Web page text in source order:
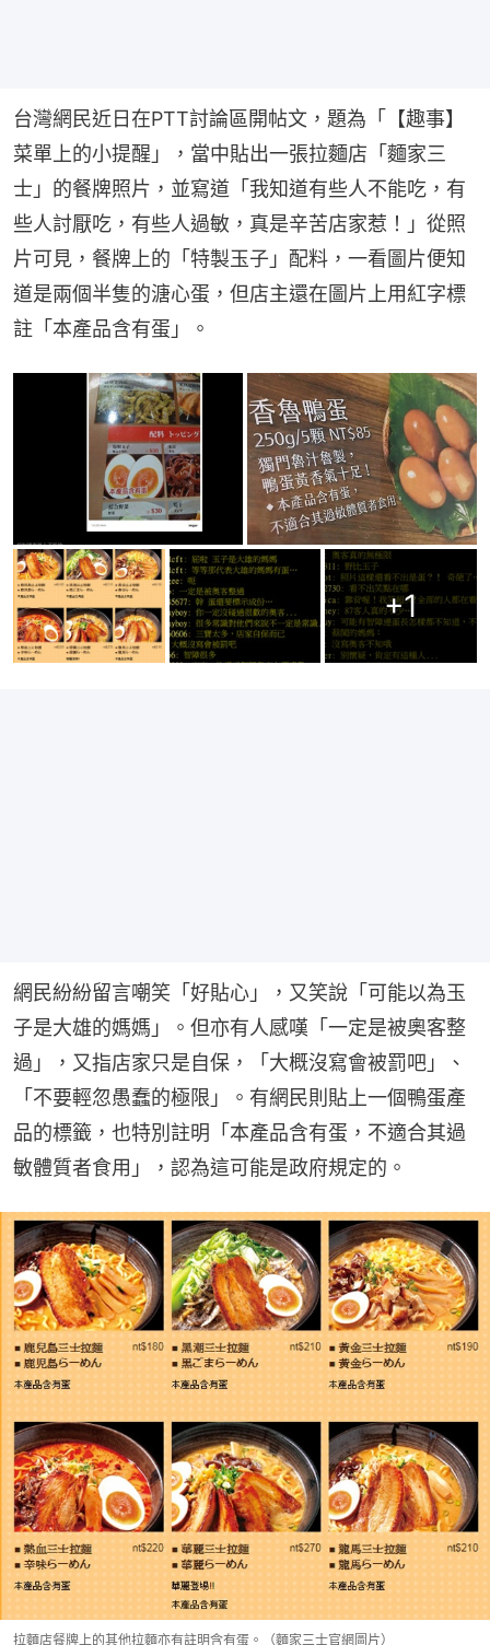
台灣網民近日在PTT討論區開帖文，題為「【趣事】
菜單上的小提醒」，當中貼出一張拉麵店「麵家三
士」的餐牌照片，並寫道「我知道有些人不能吃，有
些人討厭吃，有些人過敏，真是辛苦店家惹！」從照
片可見，餐牌上的「特製玉子」配料，一看圖片便知
道是兩個半隻的溏心蛋，但店主還在圖片上用紅字標
註「本產品含有蛋」。
+1
網民紛紛留言嘲笑「好貼心」，又笑說「可能以為玉
子是大雄的媽媽」。但亦有人感嘆「一定是被奧客整
過」，又指店家只是自保，「大概沒寫會被罰吧」、
「不要輕忽愚蠢的極限」。有網民則貼上一個鴨蛋產
品的標籤，也特別註明「本產品含有蛋，不適合其過
敏體質者食用」，認為這可能是政府規定的。
拉麵店餐牌上的其他拉麵亦有註明含有蛋。（麵家三士官網圖片）